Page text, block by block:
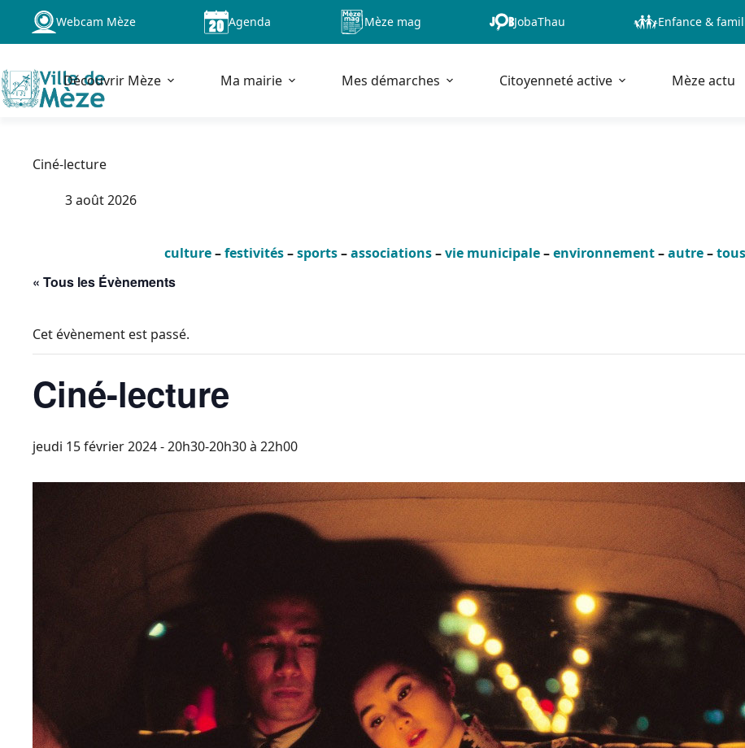
Passer
contenu
Webcam Mèze Agenda Mèze mag JobaThau Enfance &
Découvrir Mèze Ma mairie Mes démarches Citoyenneté active Mèze actu
Ciné-lecture
3 août 2026
culture–festivités–sports–associations–vie municipale–environnement–autre–
« Tous les Évènements
Cet évènement est passé.
Ciné-lecture
jeudi 15 février 2024 - 20h30-20h30à 22h00